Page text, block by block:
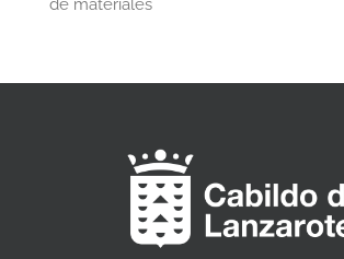
de materiales